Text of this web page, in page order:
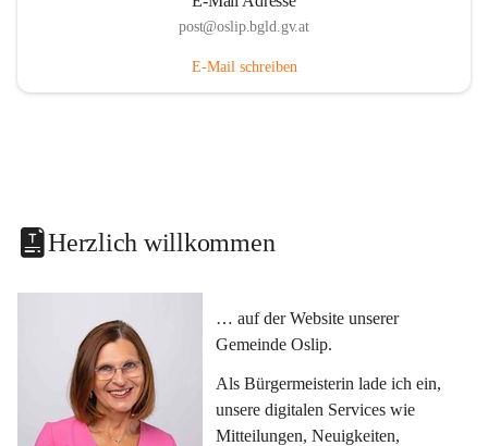
post@oslip.bgld.gv.at
E-Mail schreiben
Herzlich willkommen
… auf der Website unserer
Gemeinde Oslip.
Als Bürgermeisterin lade ich ein,
unsere digitalen Services wie
Mitteilungen, Neuigkeiten,